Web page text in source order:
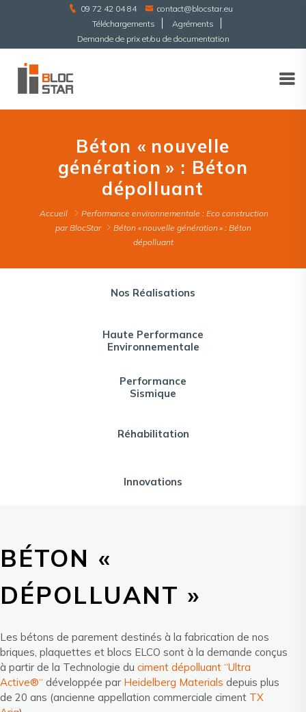
09 72 42 04 84
contact@blocstar.eu
Téléchargements
Agréments
Demande de prix et/ou de documentation
Béton « nouvelle
génération » : Béton
dépolluant
Accueil
Performance environnementale : Eco construction
par BlocStar
Béton « nouvelle génération » : Béton
dépolluant
Nos Réalisations
Haute Performance
Environnementale
Performance
Sismique
Réhabilitation
Innovations
BÉTON «
DÉPOLLUANT »
Les bétons de parement destinés à la fabrication de nos
briques, plaquettes et blocs ELCO sont à la demande conçus
à partir de la Technologie du ciment dépolluant “Ultra
Active®“ développée par Heidelberg Materials depuis plus
de 20 ans (ancienne appellation commerciale ciment TX